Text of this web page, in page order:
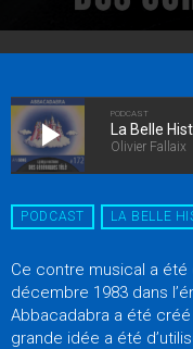
play_arrow
PODCAST
La Belle
Olivier Fallaix
PODCAST LA BELLE
Ce contre musical a
décembre 1983 dans
Abbacadabra a été
grande idée a été